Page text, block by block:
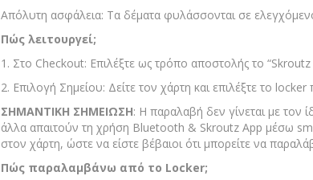
Απόλυτη ασφάλεια: Τα δέματα φυλάσσονται σε
Πώς λειτουργεί;
1. Στο Checkout: Επιλέξτε ως τρόπο αποστολής το
2. Επιλογή Σημείου: Δείτε τον χάρτη και επιλέξτε το
ΣΗΜΑΝΤΙΚΗ ΣΗΜΕΙΩΣΗ: Η παραλαβή δεν γίνεται με τον
άλλα απαιτούν τη χρήση Bluetooth & Skroutz App μέσω
στον χάρτη, ώστε να είστε βέβαιοι ότι μπορείτε να
Πώς παραλαμβάνω από το Locker;